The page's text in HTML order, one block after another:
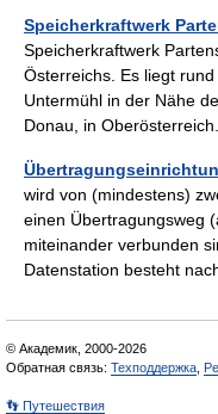
Speicherkraftwerk
Speicherkraftwerk
Österreichs. Es liegt
Untermühl in der Nähe
Donau, in
wird von (mindestens)
einen Übertragungsweg
miteinander verbunden
Datenstation besteht
© Академик, 2000-2026
Обратная связь: Техподдержка
👣 Путешествия